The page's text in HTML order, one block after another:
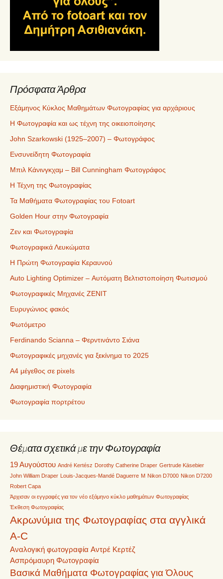
Πρόσφατα Άρθρα
Εξάμηνος Κύκλος Μαθημάτων Φωτογραφίας για αρχάριους
Η Φωτογραφία και ως τέχνη της οικειοποίησης
John Szarkowski (1925–2007) – Φωτογράφος
Ενσυνείδητη Φωτογραφία
Μπιλ Κάνινγκχαμ – Bill Cunningham Φωτογράφος
Η Τέχνη της Φωτογραφίας
Τα Μαθήματα Φωτογραφίας του Fotoart
Golden Hour στην Φωτογραφία
Ζεν και Φωτογραφία
Φωτογραφικά Λευκώματα
Η Πρώτη Φωτογραφία Κεραυνού
Auto Lighting Optimizer – Αυτόματη Βελτιστοποίηση Φωτισμού
Φωτογραφικές Μηχανές ZENIT
Ευρυγώνιος φακός
Φωτόμετρο
Ferdinando Scianna – Φερντινάντο Σιάνα
Φωτογραφικές μηχανές για ξεκίνημα το 2025
Α4 μέγεθος σε pixels
Διαφημιστική Φωτογραφία
Φωτογραφία πορτρέτου
Θέματα σχετικά με την Φωτογραφία
19 Αυγούστου André Kertész Dorothy Catherine Draper Gertrude Käsebier
John William Draper Louis-Jacques-Mandé Daguerre M Nikon D7000 Nikon D7200
Robert Capa
Άρχισαν οι εγγραφές για τον νέο εξάμηνο κύκλο μαθημάτων Φωτογραφίας
Έκθεση Φωτογραφίας
Ακρωνύμια της Φωτογραφίας στα αγγλικά
A-C
Αναλογική φωτογραφία Αντρέ Κερτέζ
Ασπρόμαυρη Φωτογραφία
Βασικά Μαθήματα Φωτογραφίας για Όλους